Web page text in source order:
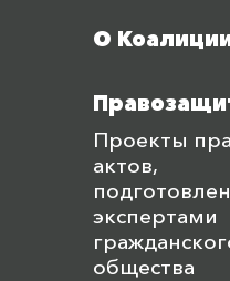
О
Проекты
актов,
экспертами
общества